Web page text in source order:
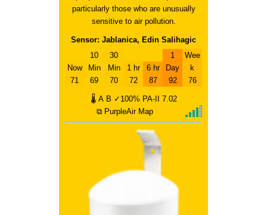
particularly those who are unusually
sensitive to air pollution.
Sensor: Jablanica, Edin Salihagic
Now
71
10
Min
69
30
Min
70
1 hr
72
6 hr
87
1
Day
92
Wee
k
76
🌡 A B ✓100% PA-II
7.02
⧉ PurpleAir Map